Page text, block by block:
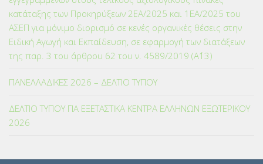
κατάταξης των Προκηρύξεων 2ΕΑ/2025 και 1ΕΑ/2025 του
ΑΣΕΠ για μόνιμο διορισμό σε κενές οργανικές θέσεις στην
Ειδική Αγωγή και Εκπαίδευση, σε εφαρμογή των διατάξεων
της παρ. 3 του άρθρου 62 του ν. 4589/2019 (Α΄13)
ΠΑΝΕΛΛΑΔΙΚΕΣ 2026 – ΔΕΛΤΙΟ ΤΥΠΟΥ
ΔΕΛΤΙΟ ΤΥΠΟΥ ΓΙΑ ΕΞΕΤΑΣΤΙΚΑ ΚΕΝΤΡΑ ΕΛΛΗΝΩΝ ΕΞΩΤΕΡΙΚΟΥ
2026